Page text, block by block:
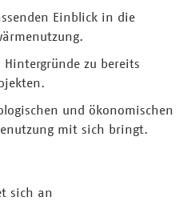
Einblick in die
zu bereits
und ökonomischen
mit sich bringt.
sich an